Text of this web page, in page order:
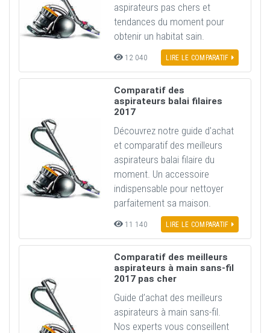
aspirateurs pas chers et
tendances du moment pour
obtenir un habitat sain.
12 040 LIRE LE COMPARATIF
Comparatif des
aspirateurs balai filaires
2017
Découvrez notre guide d'achat
et comparatif des meilleurs
aspirateurs balai filaire du
moment. Un accessoire
indispensable pour nettoyer
parfaitement sa maison.
11 140 LIRE LE COMPARATIF
Comparatif des meilleurs
aspirateurs à main sans-fil
2017 pas cher
Guide d’achat des meilleurs
aspirateurs à main sans-fil.
Nos experts vous conseillent